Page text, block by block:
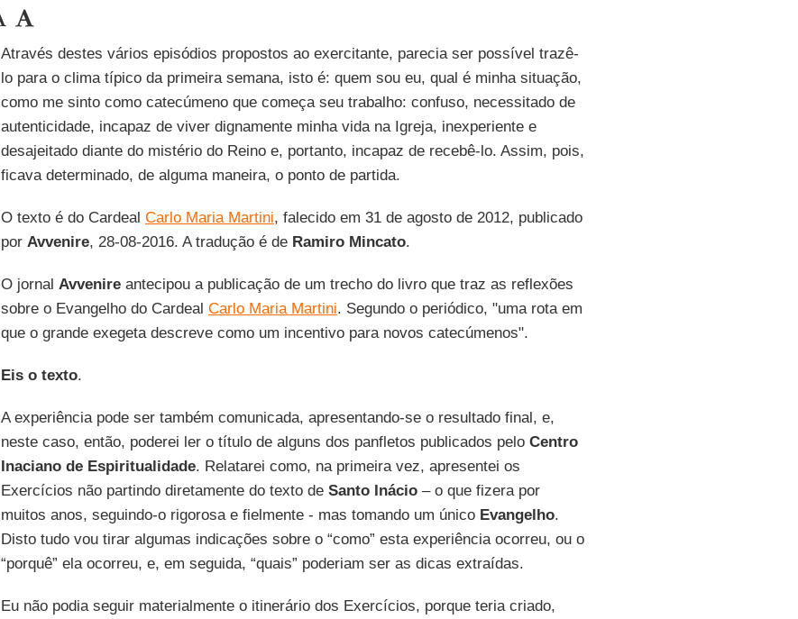
Através destes vários episódios propostos ao exercitante, parecia ser possível trazê-
lo para o clima típico da primeira semana, isto é: quem sou eu, qual é minha situação,
como me sinto como catecúmeno que começa seu trabalho: confuso, necessitado de
autenticidade, incapaz de viver dignamente minha vida na Igreja, inexperiente e
desajeitado diante do mistério do Reino e, portanto, incapaz de recebê-lo. Assim, pois,
ficava determinado, de alguma maneira, o ponto de partida.
O texto é do Cardeal Carlo Maria Martini, falecido em 31 de agosto de 2012, publicado
por Avvenire, 28-08-2016. A tradução é de Ramiro Mincato.
O jornal Avvenireantecipou a publicação de um trecho do livro que traz as reflexões
sobre o Evangelho do Cardeal Carlo Maria Martini. Segundo o periódico, "uma rota em
que o grande exegeta descreve como um incentivo para novos catecúmenos".
Eis o texto.
A experiência pode ser também comunicada, apresentando-se o resultado final, e,
neste caso, então, poderei ler o título de alguns dos panfletos publicados pelo Centro
Inaciano de Espiritualidade. Relatarei como, na primeira vez, apresentei os
Exercícios não partindo diretamente do texto de Santo Inácio– o que fizera por
muitos anos, seguindo-o rigorosa e fielmente - mas tomando um único Evangelho.
Disto tudo vou tirar algumas indicações sobre o “como” esta experiência ocorreu, ou o
“porquê” ela ocorreu, e, em seguida, “quais” poderiam ser as dicas extraídas.
Eu não podia seguir materialmente o itinerário dos Exercícios, porque teria criado,